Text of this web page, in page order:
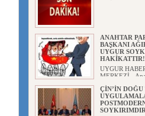
ANAHTAR
BAŞKANI
UYGUR
HAKİKATTIR!
UYGUR
MERKEZİ
ÇİN’İN